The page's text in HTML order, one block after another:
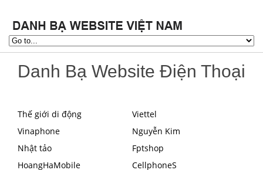
Danh Bạ Website Điện Thoại
Thế giới di động
Viettel
Vinaphone
Nguyễn Kim
Nhật tảo
Fptshop
HoangHaMobile
CellphoneS